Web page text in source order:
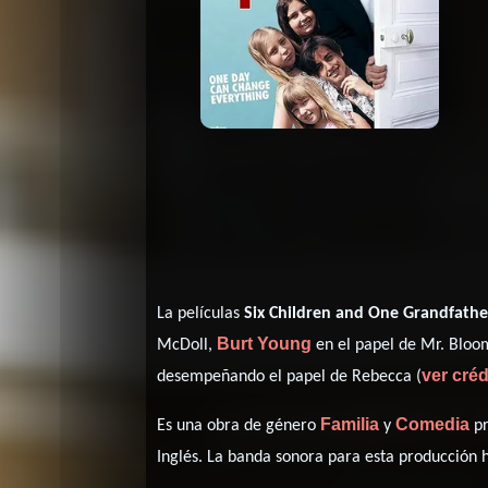
La películasSix Children and One
McDoll, Burt Young en el papel de Mr.
desempeñando el papel de Rebecca (ver
Es una obra de género Familia yComedia
Inglés. La banda sonora para esta producción